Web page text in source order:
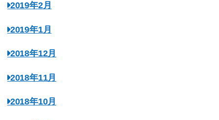
2019年2月
2019年1月
2018年12月
2018年11月
2018年10月